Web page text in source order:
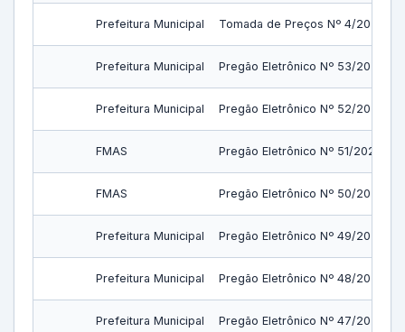
Prefeitura Municipal Tomada de Preços Nº 4/2023
Prefeitura Municipal Pregão Eletrônico Nº 53/2023
Prefeitura Municipal Pregão Eletrônico Nº 52/2023
FMAS Pregão Eletrônico Nº 51/2023
FMAS Pregão Eletrônico Nº 50/2023
Prefeitura Municipal Pregão Eletrônico Nº 49/2023
Prefeitura Municipal Pregão Eletrônico Nº 48/2023
Prefeitura Municipal Pregão Eletrônico Nº 47/2023